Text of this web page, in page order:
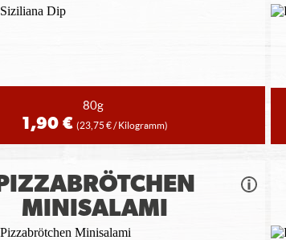
80g
1,90 € (23,75 € / Kilogramm)
PIZZABRÖTCHEN
MINISALAMI